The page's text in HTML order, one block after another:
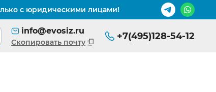
с юридическими лицами!
товара по каталогу
info@evosiz.ru
Скопировать почту
+7(495)128-54-12